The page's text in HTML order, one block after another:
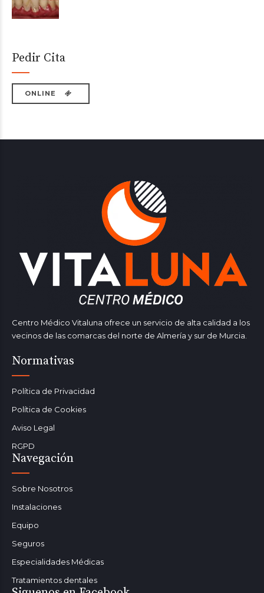
Pedir Cita
ONLINE
Centro Médico Vitaluna ofrece un servicio de alta calidad a los
vecinos de las comarcas del norte de Almería y sur de Murcia.
Normativas
Política de Privacidad
Política de Cookies
Aviso Legal
RGPD
Navegación
Sobre Nosotros
Instalaciones
Equipo
Seguros
Especialidades Médicas
Tratamientos dentales